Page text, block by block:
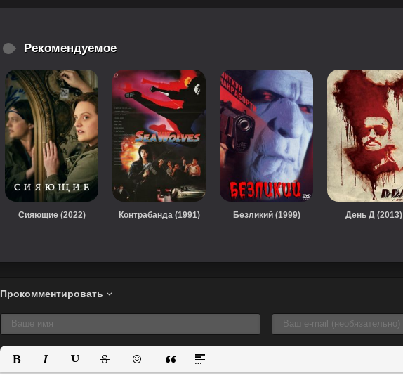
Рекомендуемое
Сияющие (2022) Контрабанда (1991) Безликий (1999) День Д (2013)
Прокомментировать